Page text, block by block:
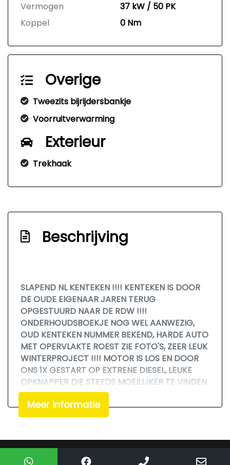
Vermogen
37 kW / 50 PK
Koppel
0 Nm
Overige
Tweezits bijrijdersbankje
Voorruitverwarming
Exterieur
Trekhaak
Beschrijving
SLAPEND NL KENTEKEN !!!! KENTEKEN IS DOOR
DE OUDE EIGENAAR JAREN TERUG
OPGESTUURD NAAR DE RDW !!!!
ONDERHOUDSBOEKJE NOG WEL AANWEZIG,
OUD KENTEKEN NUMMER BEKEND, HARDE AUTO
MET OPERVLAKTE ROEST ZIE FOTO'S, ZEER LEUK
WINTERPROJECT !!!! MOTOR IS LOS EN DOOR
ONS 1X GESTART OP EXTRENE DIESEL, LEUKE
OPKNAPPER DIE STEEDS MOEILIJKER TE VINDEN
ZIJN !!!! DUS GEEN PAPIEREN AANWEZIG, ALLEEN
AANKOOP FACTUUR !!!!! NU VOOR EEN ZEER
SCHERPE EN VASTE INTERNET ACTIE
LAATSTE PRIJS EN OF BIEDEN OP DEZE AUTO
Meer informatie
Mogelijk gemaakt door